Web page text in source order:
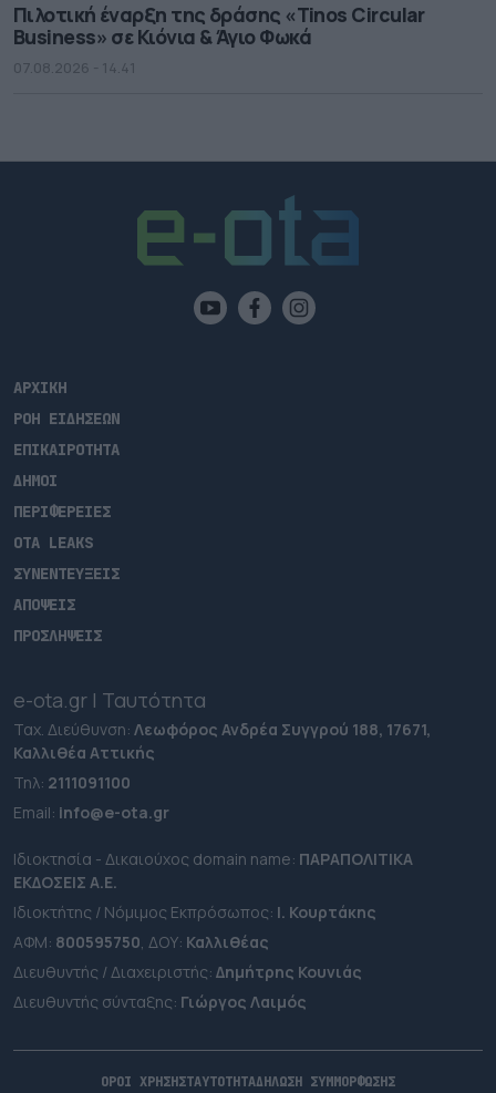
Πιλοτική έναρξη της δράσης «Tinos Circular
Business» σε Κιόνια & Άγιο Φωκά
07.08.2026 - 14.41
ΑΡΧΙΚΗ
ΡΟΗ ΕΙΔΗΣΕΩΝ
ΕΠΙΚΑΙΡΟΤΗΤΑ
ΔΗΜΟΙ
ΠΕΡΙΦΕΡΕΙΕΣ
OTA LEAKS
ΣΥΝΕΝΤΕΥΞΕΙΣ
ΑΠΟΨΕΙΣ
ΠΡΟΣΛΗΨΕΙΣ
e-ota.gr | Ταυτότητα
Ταχ. Διεύθυνση: Λεωφόρος Ανδρέα Συγγρού 188, 17671,
Καλλιθέα Αττικής
Τηλ: 2111091100
Εmail: info@e-ota.gr
Ιδιοκτησία - Δικαιούχος domain name: ΠΑΡΑΠΟΛΙΤΙΚΑ
ΕΚΔΟΣΕΙΣ A.E.
Ιδιοκτήτης / Νόμιμος Εκπρόσωπος: Ι. Κουρτάκης
ΑΦΜ: 800595750, ΔΟΥ: Καλλιθέας
Διευθυντής / Διαχειριστής: Δημήτρης Κουνιάς
Διευθυντής σύνταξης: Γιώργος Λαιμός
ΟΡΟΙ ΧΡΗΣΗΣΤΑΥΤΟΤΗΤΑΔΗΛΩΣΗ ΣΥΜΜΟΡΦΩΣΗΣ